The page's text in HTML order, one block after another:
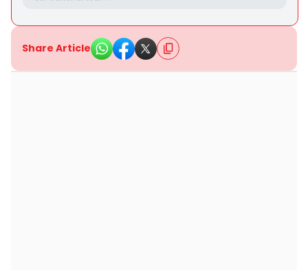
Share Article